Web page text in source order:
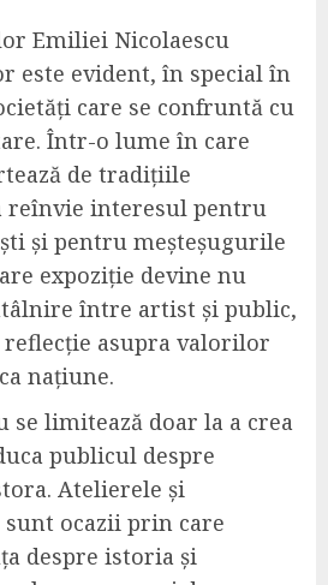
Emiliei Nicolaescu
este evident, în special în
care se confruntă cu
Într-o lume în care
de tradițiile
reînvie interesul pentru
și pentru meșteșugurile
expoziție devine nu
între artist și public,
reflecție asupra valorilor
națiune.
se limitează doar la a crea
publicul despre
Atelierele și
ocazii prin care
despre istoria și